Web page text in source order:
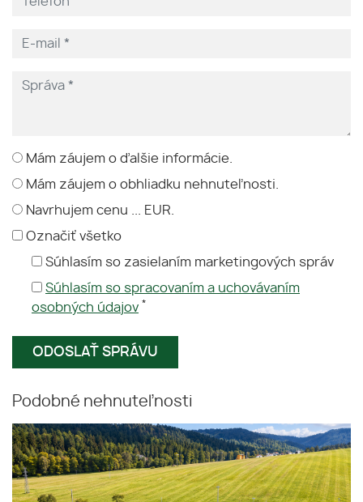
Mám záujem o ďalšie informácie.
Mám záujem o obhliadku nehnuteľnosti.
Navrhujem cenu ... EUR.
Označiť všetko
Súhlasím so zasielaním marketingových správ
Súhlasím so spracovaním a uchovávaním
osobných údajov *
Podobné nehnuteľnosti
Rodinné domy v radovej
zástavbe v Bardejove, MČ Dlhá
lúka
Virtuálna
prehliadka